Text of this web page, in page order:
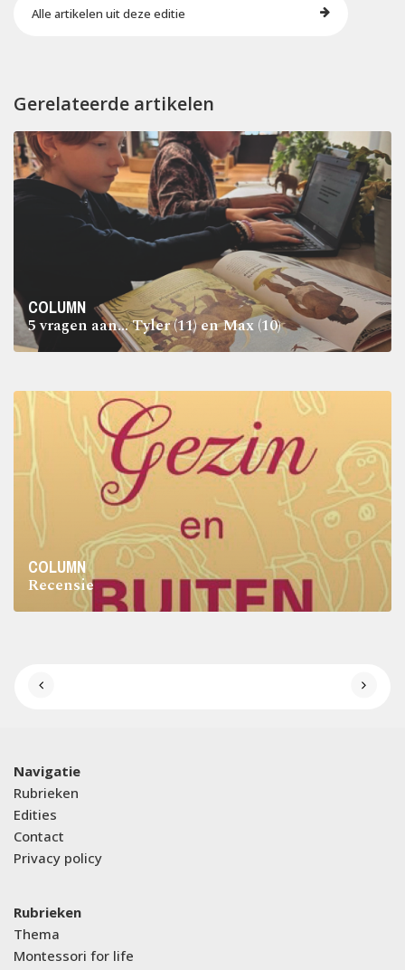
Alle artikelen uit deze editie
Gerelateerde artikelen
COLUMN
5 vragen aan… Tyler (11) en Max (10)
COLUMN
Recensie
Navigatie
Rubrieken
Edities
Contact
Privacy policy
Rubrieken
Thema
Montessori for life